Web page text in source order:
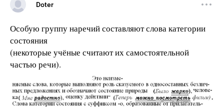
Doter
Особую группу наречий составляют слова категории
состояния
(некоторые учёные считают их самостоятельной
частью речи).